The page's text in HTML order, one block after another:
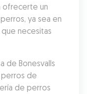
ofrecerte un
ya sea en
necesitas
de Bonesvalls
de
de perros